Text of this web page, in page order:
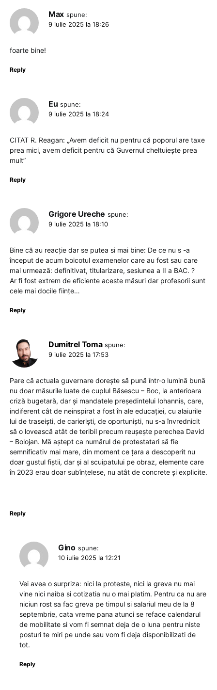
Max spune:
9 iulie 2025 la 18:26
foarte bine!
Reply
Eu spune:
9 iulie 2025 la 18:24
CITAT R. Reagan: „Avem deficit nu pentru că poporul are taxe
prea mici, avem deficit pentru că Guvernul cheltuiește prea
mult”
Reply
Grigore Ureche spune:
9 iulie 2025 la 18:10
Bine că au reacție dar se putea si mai bine: De ce nu s -a
început de acum boicotul examenelor care au fost sau care
mai urmează: definitivat, titularizare, sesiunea a II a BAC. ?
Ar fi fost extrem de eficiente aceste măsuri dar profesorii sunt
cele mai docile ființe…
Reply
Dumitrel Toma spune:
9 iulie 2025 la 17:53
Pare că actuala guvernare dorește să pună într-o lumină bună
nu doar măsurile luate de cuplul Băsescu – Boc, la anterioara
criză bugetară, dar și mandatele președintelui Iohannis, care,
indiferent cât de neinspirat a fost în ale educației, cu alaiurile
lui de traseiști, de carieriști, de oportuniști, nu s-a învrednicit
să o lovească atât de teribil precum reușește perechea David
– Bolojan. Mă aștept ca numărul de protestatari să fie
semnificativ mai mare, din moment ce țara a descoperit nu
doar gustul fiștii, dar și al scuipatului pe obraz, elemente care
în 2023 erau doar subînțelese, nu atât de concrete și explicite.
Reply
Gino spune:
10 iulie 2025 la 12:21
Vei avea o surpriza: nici la proteste, nici la greva nu mai
vine nici naiba si cotizatia nu o mai platim. Pentru ca nu are
niciun rost sa fac greva pe timpul si salariul meu de la 8
septembrie, cata vreme pana atunci se reface calendarul
de mobilitate si vom fi semnat deja de o luna pentru niste
posturi te miri pe unde sau vom fi deja disponibilizati de
tot.
Reply